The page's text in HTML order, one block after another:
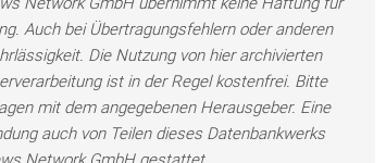
Auch bei Übertragungsfehlern oder anderen
Die Nutzung von hier archivierten
ist in der Regel kostenfrei. Bitte
mit dem angegebenen Herausgeber. Eine
auch von Teilen dieses Datenbankwerks